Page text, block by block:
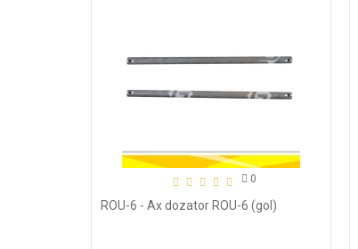
0
ROU-6 - Ax dozator ROU-6 (gol)